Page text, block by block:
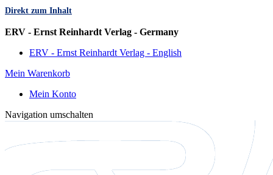
Direkt zum Inhalt
ERV - Ernst Reinhardt Verlag - Germany
ERV - Ernst Reinhardt Verlag - English
Mein Warenkorb
Mein Konto
Navigation umschalten